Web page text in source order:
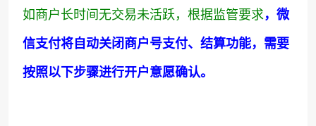
如商户长时间无交易未活跃，根据监管要求，微
信支付将自动关闭商户号支付、结算功能，需要
按照以下步骤进行开户意愿确认。